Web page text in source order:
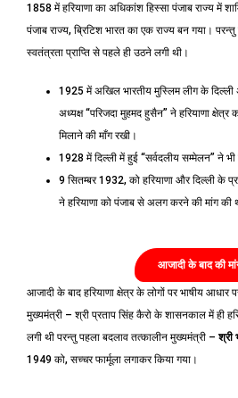
1858 में हरियाणा का अधिकांश हिस्सा पंजाब राज्य में
पंजाब राज्य, ब्रिटिश भारत का एक राज्य बन गया।
स्वतंत्रता प्राप्ति से पहले ही उठने लगी थी।
1925 में अखिल भारतीय मुस्लिम लीग के दिल्ली
अध्यक्ष “परिजदा मुहमद हुसैन” ने हरियाणा
मिलाने की माँग रखी।
1928 में दिल्ली में हुई “सर्वदलीय सम्मेलन” ने भी
9 सितम्बर 1932, को हरियाणा और दिल्ली के
ने हरियाणा को पंजाब से अलग करने की मांग की
आजादी के बाद की
आजादी के बाद हरियाणा क्षेत्र के लोगों पर भाषीय आधार
मुख्यमंत्री – श्री प्रताप सिंह कैरो के शासनकाल में ही
लगी थी परन्तु पहला बदलाव तत्कालीन मुख्यमंत्री –श्री
1949 को, सच्चर फार्मूला लगाकर किया गया।